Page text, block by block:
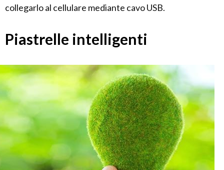
collegarlo al cellulare mediante cavo USB.
Piastrelle intelligenti